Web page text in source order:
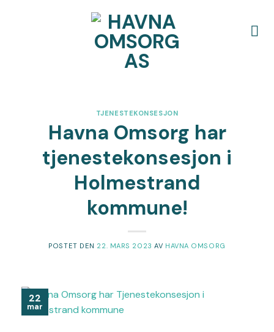
TJENESTEKONSESJON
Havna Omsorg har
tjenestekonsesjon i
Holmestrand
kommune!
POSTET DEN 22. MARS 2023 AV HAVNA OMSORG
22
mar